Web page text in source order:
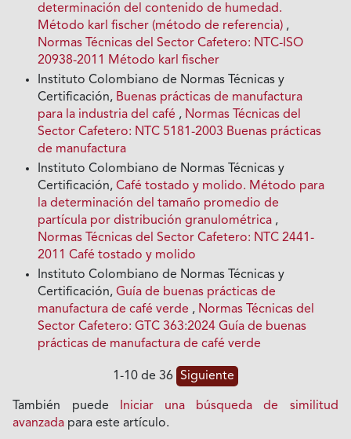
determinación del contenido de humedad.
Método karl fischer (método de referencia) ,
Normas Técnicas del Sector Cafetero: NTC-ISO
20938-2011 Método karl fischer
Instituto Colombiano de Normas Técnicas y
Certificación, Buenas prácticas de manufactura
para la industria del café , Normas Técnicas del
Sector Cafetero: NTC 5181-2003 Buenas prácticas
de manufactura
Instituto Colombiano de Normas Técnicas y
Certificación,Café tostado y molido. Método para
la determinación del tamaño promedio de
partícula por distribución granulométrica ,
Normas Técnicas del Sector Cafetero: NTC 2441-
2011 Café tostado y molido
Instituto Colombiano de Normas Técnicas y
Certificación,Guía de buenas prácticas de
manufactura de café verde , Normas Técnicas del
Sector Cafetero: GTC 363:2024 Guía de buenas
prácticas de manufactura de café verde
1-10 de 36 Siguiente
También puede
Iniciar una búsqueda de similitud
avanzada para este artículo.